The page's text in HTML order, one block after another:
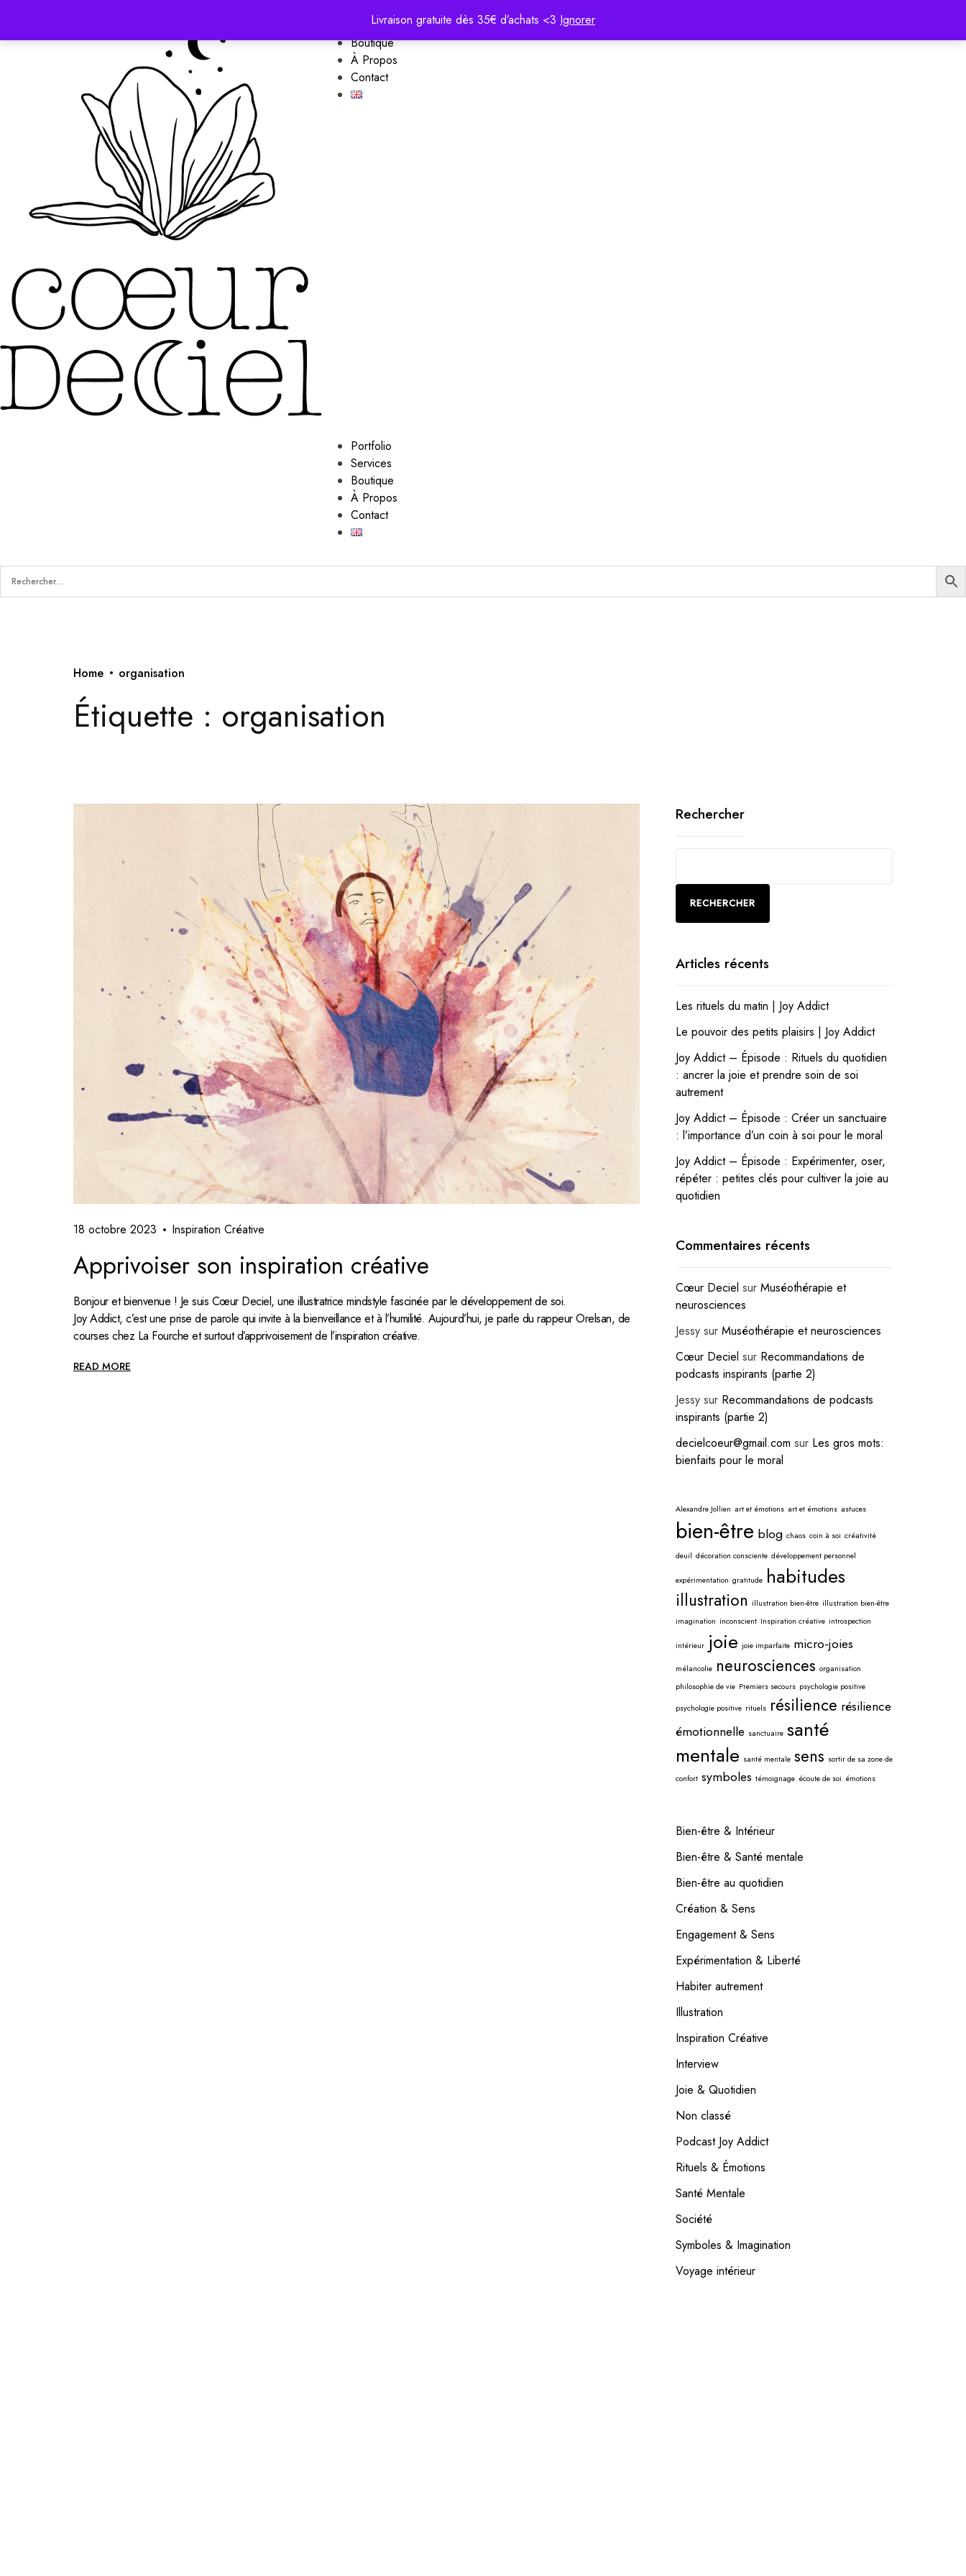
Livraison gratuite dès 35€ d’achats <3 Ignorer
Services
Boutique
À Propos
Contact
Portfolio
Services
Boutique
À Propos
Contact
Home organisation
Étiquette : organisation
18 octobre 2023 Inspiration Créative
Apprivoiser son inspiration créative
Bonjour et bienvenue ! Je suis Cœur Deciel, une illustratrice mindstyle fascinée par le développement de soi.
Joy Addict, c’est une prise de parole qui invite à la bienveillance et à l’humilité. Aujourd’hui, je parle du rappeur Orelsan, de
courses chez La Fourche et surtout d’apprivoisement de l’inspiration créative.
READ MORE
Rechercher
RECHERCHER
Articles récents
Les rituels du matin | Joy Addict
Le pouvoir des petits plaisirs | Joy Addict
Joy Addict – Épisode : Rituels du quotidien
: ancrer la joie et prendre soin de soi
autrement
Joy Addict – Épisode : Créer un sanctuaire
: l’importance d’un coin à soi pour le moral
Joy Addict – Épisode : Expérimenter, oser,
répéter : petites clés pour cultiver la joie au
quotidien
Commentaires récents
Cœur Deciel sur Muséothérapie et
neurosciences
Jessy sur Muséothérapie et neurosciences
Cœur Deciel sur Recommandations de
podcasts inspirants (partie 2)
Jessy sur Recommandations de podcasts
inspirants (partie 2)
decielcoeur@gmail.com sur Les gros mots:
bienfaits pour le moral
Alexandre Jollien art et émotions art et émotions astuces
bien-être blog chaos coin à soi créativité
deuil décoration consciente développement personnel
expérimentation gratitude habitudes
illustration illustration bien-être illustration bien-être
imagination inconscient Inspiration créative introspection
intérieur joie joie imparfaite micro-joies
mélancolie neurosciences organisation
philosophie de vie Premiers secours psychologie positive
psychologie positive rituels résilience résilience
émotionnelle sanctuaire santé
mentale santé mentale sens sortir de sa zone de
confort symboles témoignage écoute de soi émotions
Bien-être & Intérieur
Bien-être & Santé mentale
Bien-être au quotidien
Création & Sens
Engagement & Sens
Expérimentation & Liberté
Habiter autrement
Illustration
Inspiration Créative
Interview
Joie & Quotidien
Non classé
Podcast Joy Addict
Rituels & Émotions
Santé Mentale
Société
Symboles & Imagination
Voyage intérieur